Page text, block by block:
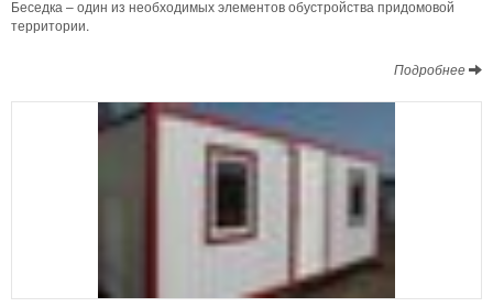
Беседка – один из необходимых элементов обустройства придомовой
территории.
Подробнее